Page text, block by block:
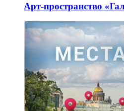
Арт-пространство